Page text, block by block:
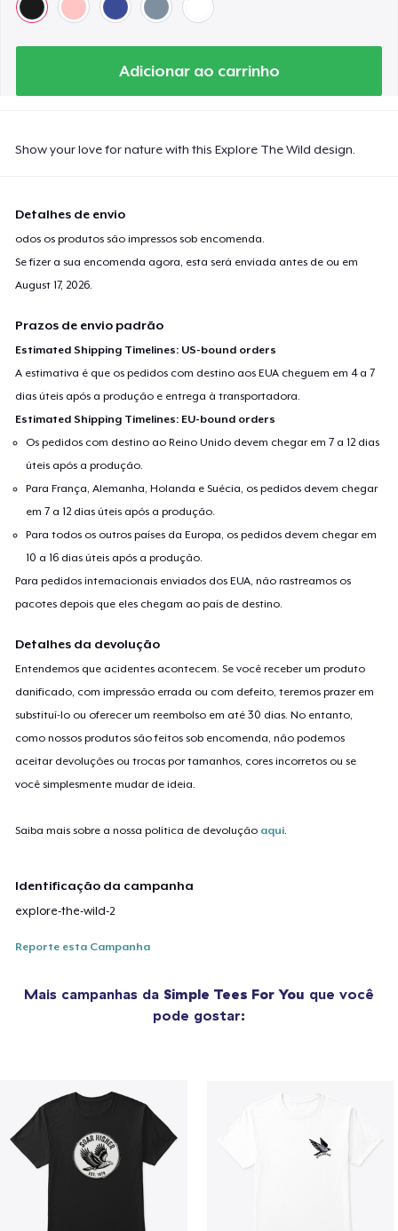
Adicionar ao carrinho
Show your love for nature with this Explore The Wild design.
Detalhes de envio
odos os produtos são impressos sob encomenda.
Se fizer a sua encomenda agora, esta será enviada antes de ou em
August 17, 2026
Prazos de envio padrão
Estimated Shipping Timelines: US-bound orders
A estimativa é que os pedidos com destino aos EUA cheguem em 4 a 7
dias úteis após a produção e entrega à transportadora.
Estimated Shipping Timelines: EU-bound orders
Os pedidos com destino ao Reino Unido devem chegar em 7 a 12 dias
úteis após a produção.
Para França, Alemanha, Holanda e Suécia, os pedidos devem chegar
em 7 a 12 dias úteis após a produção.
Para todos os outros países da Europa, os pedidos devem chegar em
10 a 16 dias úteis após a produção.
Para pedidos internacionais enviados dos EUA, não rastreamos os
pacotes depois que eles chegam ao país de destino.
Detalhes da devolução
Entendemos que acidentes acontecem. Se você receber um produto
danificado, com impressão errada ou com defeito, teremos prazer em
substituí-lo ou oferecer um reembolso em até 30 dias. No entanto,
como nossos produtos são feitos sob encomenda, não podemos
aceitar devoluções ou trocas por tamanhos, cores incorretos ou se
você simplesmente mudar de ideia.
Saiba mais sobre a nossa política de devolução aqui
Identificação da campanha
explore-the-wild-2
Reporte esta Campanha
Mais campanhas da Simple Tees For You que você
pode gostar: